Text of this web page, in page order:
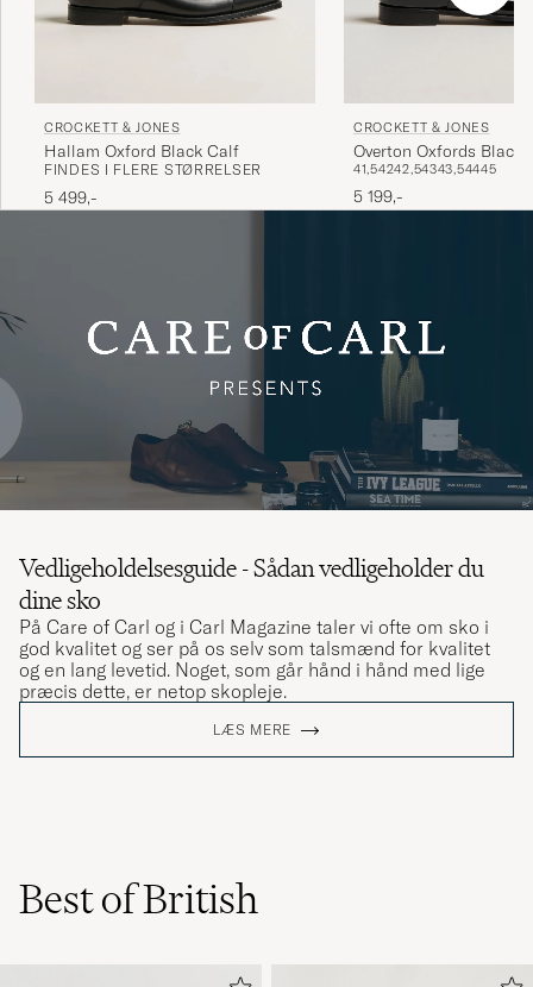
CROCKETT & JONES
Hallam Oxford Black Calf
FINDES I FLERE STØRRELSER
5 499,-
CROCKETT & JONES
Overton Oxfords Black
41,54242,54343,54445
5 199,-
Vedligeholdelsesguide - Sådan vedligeholder du
dine sko
På Care of Carl og i Carl Magazine taler vi ofte om sko i
god kvalitet og ser på os selv som talsmænd for kvalitet
og en lang levetid. Noget, som går hånd i hånd med lige
præcis dette, er netop skopleje.
LÆS MERE
Best of British